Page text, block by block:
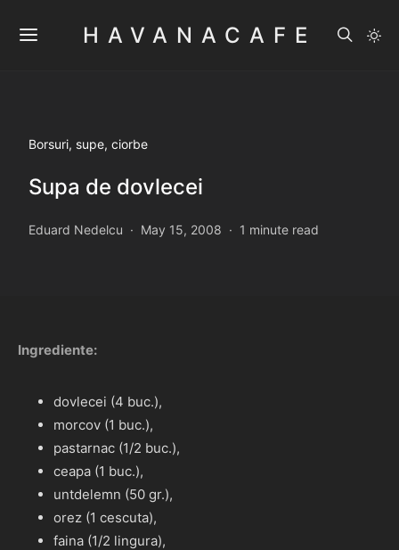
HAVANACAFE
Borsuri, supe, ciorbe
Supa de dovlecei
Eduard Nedelcu May 15, 2008 1 minute read
Ingrediente:
dovlecei (4 buc.),
morcov (1 buc.),
pastarnac (1/2 buc.),
ceapa (1 buc.),
untdelemn (50 gr.),
orez (1 cescuta),
faina (1/2 lingura),